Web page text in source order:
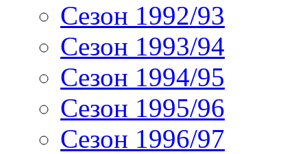
Сезон 1992/93
Сезон 1993/94
Сезон 1994/95
Сезон 1995/96
Сезон 1996/97